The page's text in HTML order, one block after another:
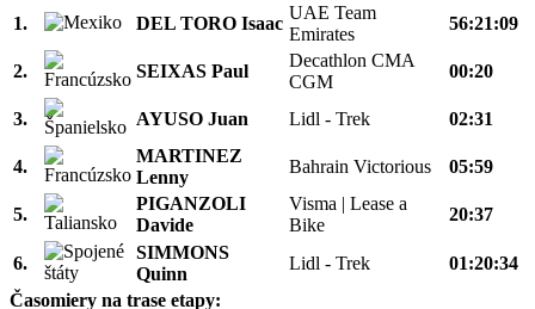
1.
DEL TORO Isaac
UAE Team
Emirates
56:21:09
2. SEIXAS Paul
Decathlon CMA
CGM
00:20
3. AYUSO Juan Lidl - Trek 02:31
4.
MARTINEZ
Lenny
Bahrain Victorious 05:59
5.
PIGANZOLI
Davide
Visma | Lease a
Bike
20:37
6.
SIMMONS
Quinn
Lidl - Trek
01:20:34
Časomiery na trase etapy: